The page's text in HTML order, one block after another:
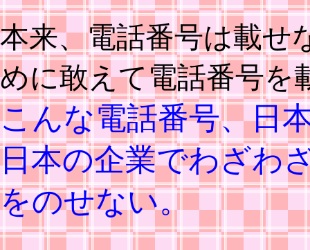
本来、電話番号は載せ
めに敢えて電話番号を
こんな電話番号、日
日本の企業でわざわ
をのせない。